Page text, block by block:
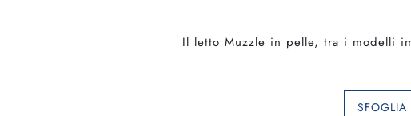
Il letto Muzzle in pelle, tra i modelli